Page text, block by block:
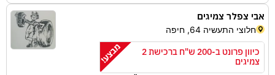
אבי צפלר צמיגים
חלוצי התעשיה 64, חיפה
כיוון פרונט ב-200 ש"ח ברכישת 2
צמיגים